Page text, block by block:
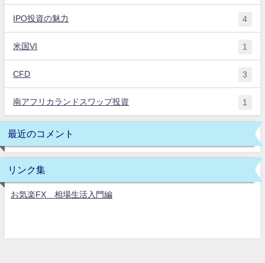
IPO投資の魅力 4
米国VI 1
CFD 3
南アフリカランドスワップ投資 1
最近のコメント
リンク集
お気楽FX 相場生活入門編